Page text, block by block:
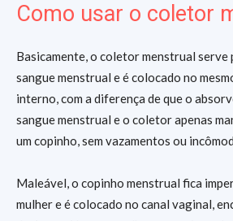
Como usar o coletor
Basicamente, o coletor menstrual serve
sangue menstrual e é colocado no
interno, com a diferença de que o
sangue menstrual e o coletor apenas
um copinho, sem vazamentos ou
Maleável, o copinho menstrual fica
mulher e é colocado no canal vaginal,